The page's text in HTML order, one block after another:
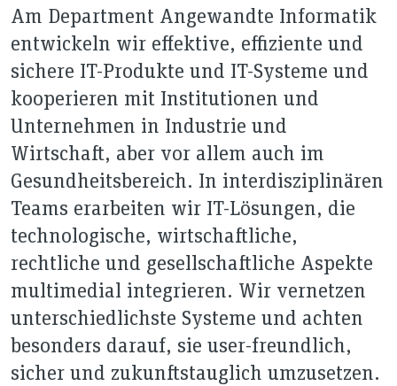
Am Department Angewandte Informatik
entwickeln wir effektive, effiziente und
sichere IT-Produkte und IT-Systeme und
kooperieren mit Institutionen und
Unternehmen in Industrie und
Wirtschaft, aber vor allem auch im
Gesundheitsbereich. In interdisziplinären
Teams erarbeiten wir IT-Lösungen, die
technologische, wirtschaftliche,
rechtliche und gesellschaftliche Aspekte
multimedial integrieren. Wir vernetzen
unterschiedlichste Systeme und achten
besonders darauf, sie user-freundlich,
sicher und zukunftstauglich umzusetzen.